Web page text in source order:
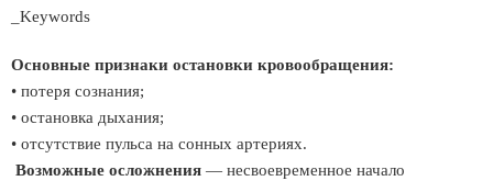
_Keywords
Основные признаки остановки кровообращения:
• потеря сознания;
• остановка дыхания;
• отсутствие пульса на сонных артериях.
Возможные осложнения — несвоевременное начало